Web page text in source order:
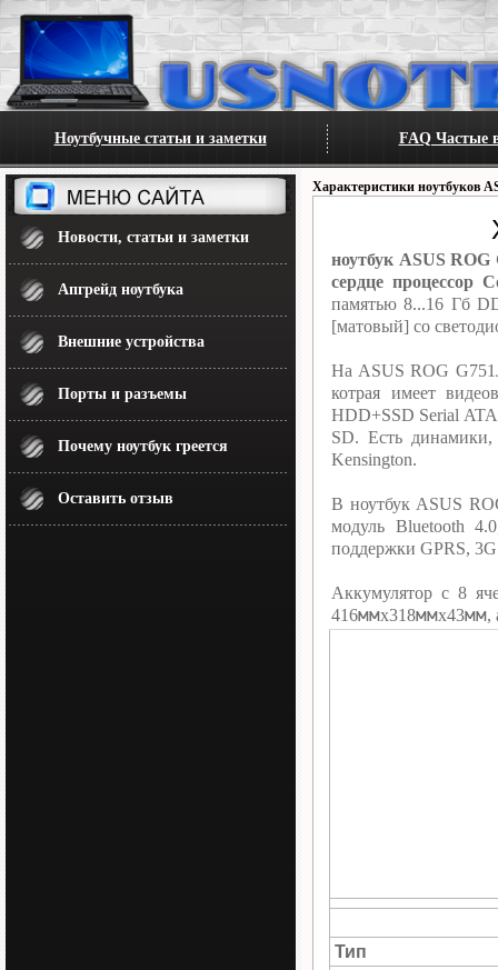
Ноутбучные статьи и заметки FAQ Частые
Новости, статьи и заметки
Апгрейд ноутбука
Внешние устройства
Порты и разъемы
Почему ноутбук греется
Оставить отзыв
Характеристики ноутбуков
ноутбук ASUS
сердце процессор
памятью 8...16 Гб
[матовый] со
На ASUS ROG
котрая имеет
HDD+SSD Serial
SD. Есть динамики,
Kensington.
В ноутбук ASUS
модуль Bluetooth
поддержки GPRS,
Аккумулятор c 8
416ммх318ммх43мм,
Тип